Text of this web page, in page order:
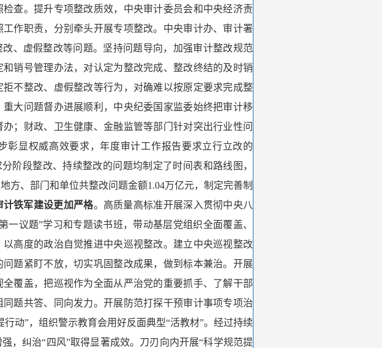
查。提升专项整改质效，中央审计委员会和中央经济责
作职责，分别牵头开展专项整改。中央审计办、审计署
、虚假整改等问题。坚持问题导向，加强审计整改规范
销号管理办法，对认定为整改完成、整改终结的及时销
不整改、虚假整改等行为，对确难以按原定要求完成整
大问题督办进展顺利，中央纪委国家监委始终把审计移
；财政、卫生健康、金融监管等部门针对突出行业性问
彰显权威高效要求，年度审计工作报告要求立行立改的
阶段整改、持续整改的问题均制定了时间表和路线图，
方、部门和单位共整改问题金额1.04万亿元，制定完善制
计铁军建设更加严格。高质量高标准开展深入贯彻中央八
一议题”学习和专题读书班，带动基层党组织全面覆盖、
高度的政治自觉推进中央巡视整改。建立中央巡视整改
题紧盯不放，切实巩固整改成果，做到标本兼治。开展
覆盖，把巡视作为全面从严治党的重要抓手、了解干部
题共答、同向发力。开展防范打探干预审计事项专项治
动”，组织警示教育会用好反面典型“活教材”。经过持续
，纠治“四风”取得显著成效。刀刃向内开展“科学规范提